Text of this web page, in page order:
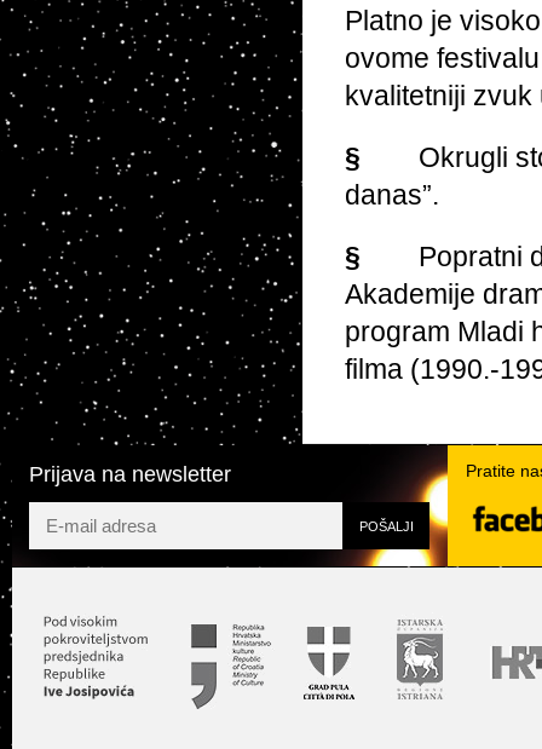
Platno je
ovome
kvalitetniji zvuk
§ Okrugli
danas”.
§ Popratni
Akademije
program Mladi
filma (1990.-
Prijava na newsletter Pratite
Facebook YouTube